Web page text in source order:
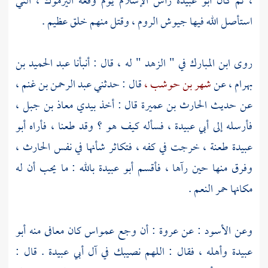
استأصل الله فيها جيوشالروم ،وقتل منهم خلق عظيم .
روى ابن المبارك في " الزهد " له ، قال : أنبأناعبد الحميد بن‌‌‌
بهرام ،عنشهر بن حوشب ،قال : حدثنيعبد الرحمن بن غنم ،
عن حديث الحارث بن عميرة قال : أخذ بيديمعاذ بن جبل ،
فأرسله إلىأبي عبيدة ، فسأله كيف هو ؟ وقد طعنا ، فأراهأبو
عبيدة طعنة ، خرجت في كفه ، فتكاثر شأنها في نفسالحارث ،
وفرق منها حين رآها ، فأقسمأبو عبيدة بالله : ما يحب أن له
مكانها حمر النعم .
وعنالأسود : عنعروة : أن وجع عمواس كان معافى منهأبو
عبيدة وأهله ، فقال : اللهم نصيبك في آل أبي عبيدة . قال :